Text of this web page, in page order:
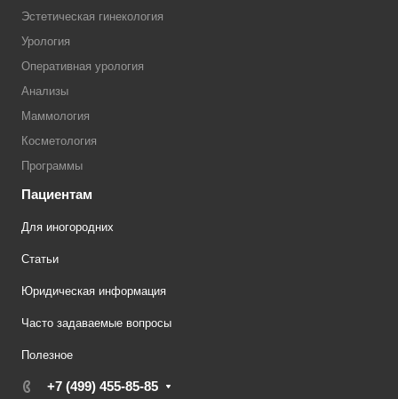
Эстетическая гинекология
Урология
Оперативная урология
Анализы
Маммология
Косметология
Программы
Пациентам
Для иногородних
Статьи
Юридическая информация
Часто задаваемые вопросы
Полезное
+7 (499) 455-85-85